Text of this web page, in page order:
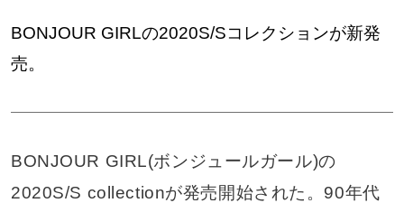
BONJOUR GIRLの2020S/Sコレクションが新発
売。
BONJOUR GIRL(ボンジュールガール)の
2020S/S collectionが発売開始された。90年代